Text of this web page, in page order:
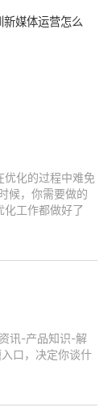
新媒体运营怎么
优化的过程中难免
候，你需要做的
工作都做好了
讯-产品知识-解
口，决定你谈什